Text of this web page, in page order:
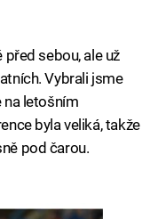
sebou, ale už
Vybrali jsme
na letošním
byla veliká, takže
pod čarou.